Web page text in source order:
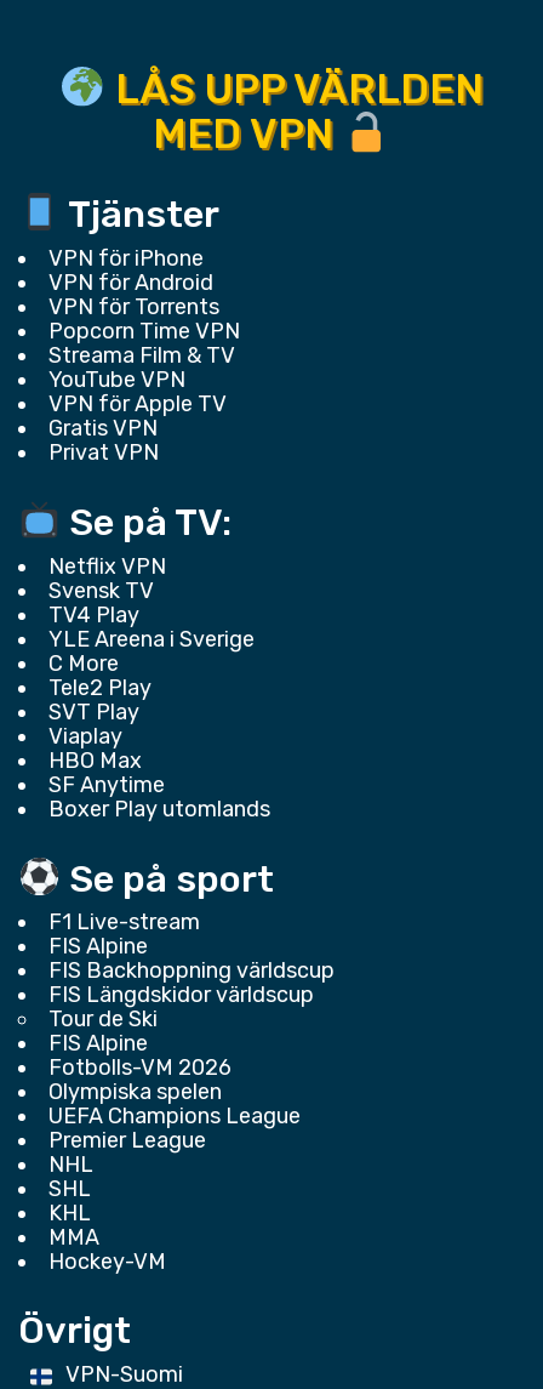
LÅS UPP VÄRLDEN
MED VPN
Tjänster
VPN för iPhone
VPN för Android
VPN för Torrents
Popcorn Time VPN
Streama Film & TV
YouTube VPN
VPN för Apple TV
Gratis VPN
Privat VPN
Se på TV:
Netflix VPN
Svensk TV
TV4 Play
YLE Areena i Sverige
C More
Tele2 Play
SVT Play
Viaplay
HBO Max
SF Anytime
Boxer Play utomlands
Se på sport
F1 Live-stream
FIS Alpine
FIS Backhoppning världscup
FIS Längdskidor världscup
Tour de Ski
FIS Alpine
Fotbolls-VM 2026
Olympiska spelen
UEFA Champions League
Premier League
NHL
SHL
KHL
MMA
Hockey-VM
Övrigt
VPN-Suomi